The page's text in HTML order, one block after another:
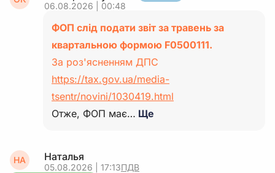
06.08.2026 | 00:48
ФОП слід подати звіт за травень за
квартальною формою F0500111.
За роз'ясненням ДПС
https://tax.gov.ua/media-
tsentr/novini/1030419.html
Отже, ФОП має… Ще
НА Наталья
05.08.2026 | 17:13ПДВ